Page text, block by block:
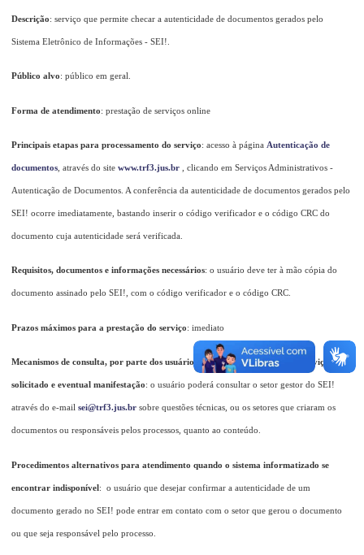
Descrição: serviço que permite checar a autenticidade de documentos gerados pelo
Sistema Eletrônico de Informações - SEI!.
Público alvo: público em geral.
Forma de atendimento: prestação de serviços online
Principais etapas para processamento do serviço: acesso à página Autenticação de
documentos, através do site www.trf3.jus.br, clicando em Serviços Administrativos -
Autenticação de Documentos. A conferência da autenticidade de documentos gerados pelo
SEI! ocorre imediatamente, bastando inserir o código verificador e o código CRC do
documento cuja autenticidade será verificada.
Requisitos, documentos e informações necessários: o usuário deve ter à mão cópia do
documento assinado pelo SEI!, com o código verificador e o código CRC.
Prazos máximos para a prestação do serviço: imediato
Mecanismos de consulta, por parte dos usuários, acerca do andamento do serviço
solicitado e eventual manifestação: o usuário poderá consultar o setor gestor do SEI!
através do e-mail sei@trf3.jus.brsobre questões técnicas, ou os setores que criaram os
documentos ou responsáveis pelos processos, quanto ao conteúdo.
Procedimentos alternativos para atendimento quando o sistema informatizado se
encontrar indisponível: o usuário que desejar confirmar a autenticidade de um
documento gerado no SEI! pode entrar em contato com o setor que gerou o documento
ou que seja responsável pelo processo.